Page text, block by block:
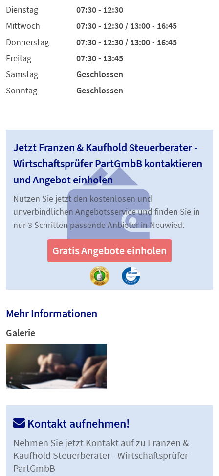
Dienstag
07:30 - 12:30
Mittwoch
07:30 - 12:30 / 13:00 - 16:45
Donnerstag
07:30 - 12:30 / 13:00 - 16:45
Freitag
07:30 - 13:45
Samstag
Geschlossen
Sonntag
Geschlossen
Jetzt Franzen & Kaufhold Steuerberater -
Wirtschaftsprüfer PartGmbB kontaktieren
und Angebot einholen
Nutzen Sie jetzt den kostenlosen und
unverbindlichen Angebotsservice und finden Sie in
nur 3 Schritten passende Anbieter in Neuwied.
Gratis Angebote einholen
Mehr Informationen
Galerie
Kontakt aufnehmen!
Nehmen Sie jetzt Kontakt auf zu Franzen &
Kaufhold Steuerberater - Wirtschaftsprüfer
PartGmbB